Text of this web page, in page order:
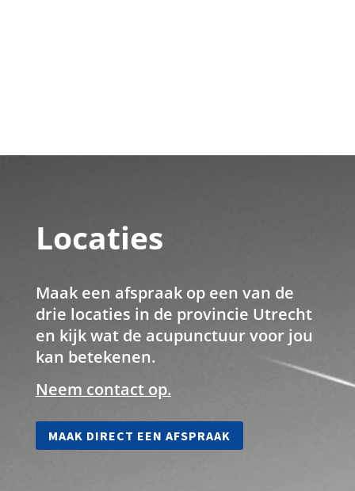
Locaties
Maak een afspraak op een van de
drie locaties in de provincie Utrecht
en kijk wat de acupunctuur voor jou
kan betekenen.
Neem contact op.
MAAK DIRECT EEN AFSPRAAK